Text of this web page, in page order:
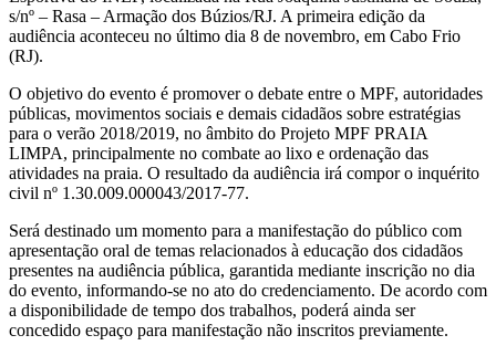
s/nº – Rasa – Armação dos Búzios/RJ. A primeira edição da
audiência aconteceu no último dia 8 de novembro, em Cabo Frio
(RJ).
O objetivo do evento é promover o debate entre o MPF, autoridades
públicas, movimentos sociais e demais cidadãos sobre estratégias
para o verão 2018/2019, no âmbito do Projeto MPF PRAIA
LIMPA, principalmente no combate ao lixo e ordenação das
atividades na praia. O resultado da audiência irá compor o inquérito
civil nº 1.30.009.000043/2017-77.
Será destinado um momento para a manifestação do público com
apresentação oral de temas relacionados à educação dos cidadãos
presentes na audiência pública, garantida mediante inscrição no dia
do evento, informando-se no ato do credenciamento. De acordo com
a disponibilidade de tempo dos trabalhos, poderá ainda ser
concedido espaço para manifestação não inscritos previamente.